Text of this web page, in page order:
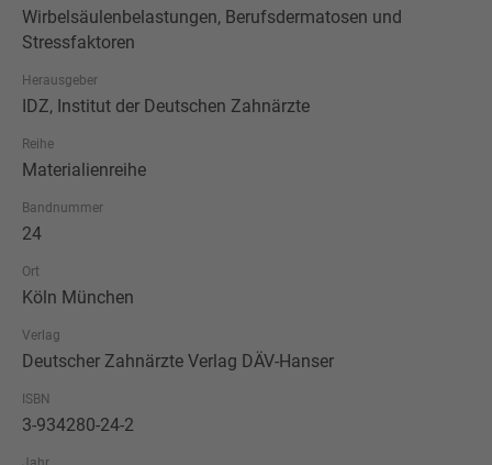
Wirbelsäulenbelastungen, Berufsdermatosen und
Stressfaktoren
Herausgeber
IDZ, Institut der Deutschen Zahnärzte
Reihe
Materialienreihe
Bandnummer
24
Ort
Köln München
Verlag
Deutscher Zahnärzte Verlag DÄV-Hanser
ISBN
3-934280-24-2